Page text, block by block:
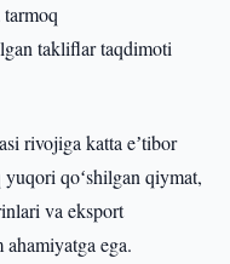
takliflar taqdimoti
rivojiga katta eʼtibor
qoʻshilgan qiymat,
va eksport
ega.